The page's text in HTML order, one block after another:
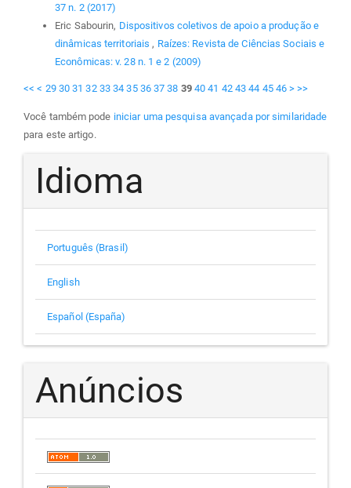
37 n. 2 (2017)
Eric Sabourin, Dispositivos coletivos de apoio a produção e
dinâmicas territoriais , Raízes: Revista de Ciências Sociais e
Econômicas: v. 28 n. 1 e 2 (2009)
<< < 29 30 31 32 33 34 35 36 37 38 39 40 41 42 43 44 45 46 > >>
Você também pode iniciar uma pesquisa avançada por similaridade
para este artigo.
Idioma
Português (Brasil)
English
Español (España)
Anúncios